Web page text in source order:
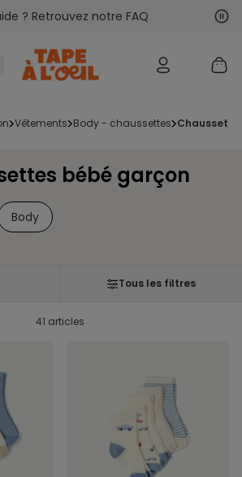
? Retrouvez notre FAQ
vêtements body - chaussettes
bébé garçon
Body
Tous les filtres
41 articles